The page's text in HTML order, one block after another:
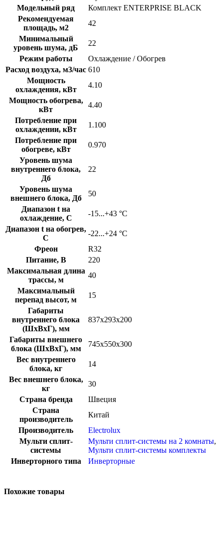
Модельный ряд
Комплект ENTERPRISE BLACK
Рекомендуемая
площадь, м2
42
Минимальный
уровень шума, дБ
22
Режим работы
Охлаждение / Обогрев
Расход воздуха, м3/час 610
Мощность
охлаждения, кВт
4.10
Мощность обогрева,
кВт
4.40
Потребление при
охлаждении, кВт
1.100
Потребление при
обогреве, кВт
0.970
Уровень шума
внутреннего блока,
Дб
22
Уровень шума
внешнего блока, Дб
50
Диапазон t на
охлаждение, C
-15...+43 °С
Диапазон t на обогрев,
C
-22...+24 °С
Фреон
R32
Питание, В
220
Максимальная длина
трассы, м
40
Максимальный
перепад высот, м
15
Габариты
внутреннего блока
(ШхВхГ), мм
837x293x200
Габариты внешнего
блока (ШхВхГ), мм
745x550x300
Вес внутреннего
блока, кг
14
Вес внешнего блока,
кг
30
Страна бренда
Швеция
Страна
производитель
Китай
Производитель
Electrolux
Мульти сплит-
системы
Мульти сплит-системы на 2 комнаты,
Мульти сплит-системы комплекты
Инверторного типа
Инверторные
Похожие товары